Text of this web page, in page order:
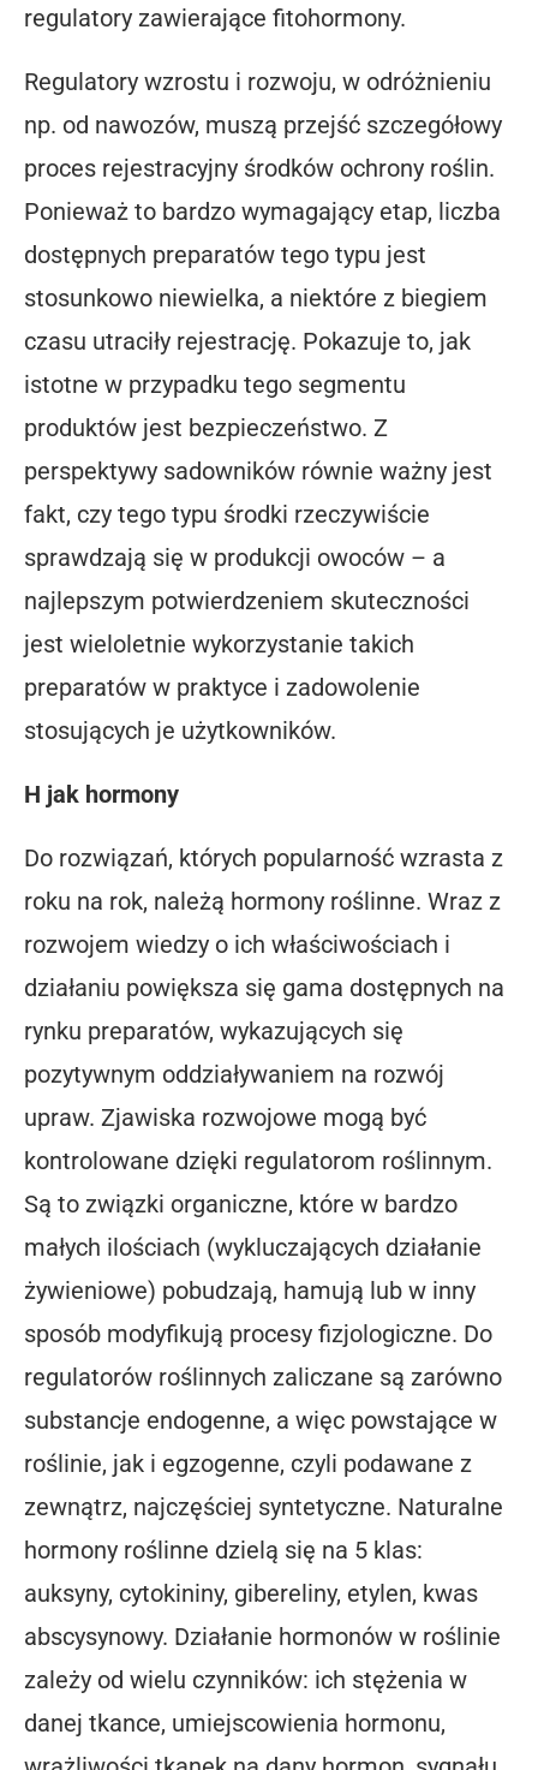
regulatory zawierające fitohormony.
Regulatory wzrostu i rozwoju, w odróżnieniu
np. od nawozów, muszą przejść szczegółowy
proces rejestracyjny środków ochrony roślin.
Ponieważ to bardzo wymagający etap, liczba
dostępnych preparatów tego typu jest
stosunkowo niewielka, a niektóre z biegiem
czasu utraciły rejestrację. Pokazuje to, jak
istotne w przypadku tego segmentu
produktów jest bezpieczeństwo. Z
perspektywy sadowników równie ważny jest
fakt, czy tego typu środki rzeczywiście
sprawdzają się w produkcji owoców – a
najlepszym potwierdzeniem skuteczności
jest wieloletnie wykorzystanie takich
preparatów w praktyce i zadowolenie
stosujących je użytkowników.
H jak hormony
Do rozwiązań, których popularność wzrasta z
roku na rok, należą hormony roślinne. Wraz z
rozwojem wiedzy o ich właściwościach i
działaniu powiększa się gama dostępnych na
rynku preparatów, wykazujących się
pozytywnym oddziaływaniem na rozwój
upraw. Zjawiska rozwojowe mogą być
kontrolowane dzięki regulatorom roślinnym.
Są to związki organiczne, które w bardzo
małych ilościach (wykluczających działanie
żywieniowe) pobudzają, hamują lub w inny
sposób modyfikują procesy fizjologiczne. Do
regulatorów roślinnych zaliczane są zarówno
substancje endogenne, a więc powstające w
roślinie, jak i egzogenne, czyli podawane z
zewnątrz, najczęściej syntetyczne. Naturalne
hormony roślinne dzielą się na 5 klas:
auksyny, cytokininy, gibereliny, etylen, kwas
abscysynowy. Działanie hormonów w roślinie
zależy od wielu czynników: ich stężenia w
danej tkance, umiejscowienia hormonu,